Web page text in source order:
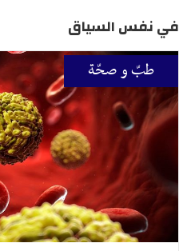
في نفس السياق
طبّ و صحّة